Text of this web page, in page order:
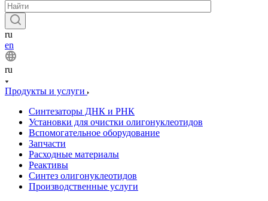
ru
en
ru
Продукты и услуги
Синтезаторы ДНК и РНК
Установки для очистки олигонуклеотидов
Вспомогательное оборудование
Запчасти
Расходные материалы
Реактивы
Синтез олигонуклеотидов
Производственные услуги